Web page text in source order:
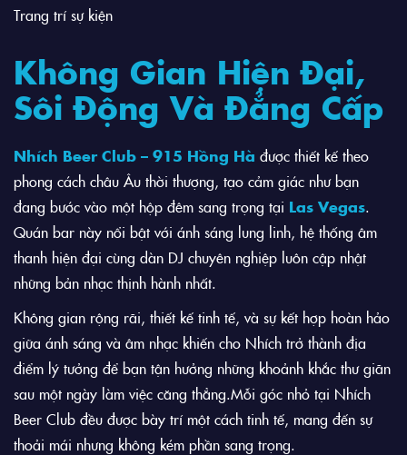
Trang trí sự kiện
Không Gian Hiện Đại,
Sôi Động Và Đẳng Cấp
Nhích Beer Club – 915 Hồng Hà được thiết kế theo
phong cách châu Âu thời thượng, tạo cảm giác như bạn
đang bước vào một hộp đêm sang trọng tại Las Vegas.
Quán bar này nổi bật với ánh sáng lung linh, hệ thống âm
thanh hiện đại cùng dàn DJ chuyên nghiệp luôn cập nhật
những bản nhạc thịnh hành nhất.
Không gian rộng rãi, thiết kế tinh tế, và sự kết hợp hoàn hảo
giữa ánh sáng và âm nhạc khiến cho Nhích trở thành địa
điểm lý tưởng để bạn tận hưởng những khoảnh khắc thư giãn
sau một ngày làm việc căng thẳng.Mỗi góc nhỏ tại Nhích
Beer Club đều được bày trí một cách tinh tế, mang đến sự
thoải mái nhưng không kém phần sang trọng.